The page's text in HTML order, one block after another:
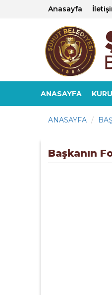
Anasayfa
ANASAYFA
ANASAYFA
Başkanın